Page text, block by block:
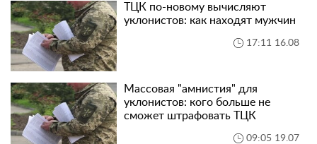
ТЦК по-новому вычисляют
уклонистов: как находят мужчин
17:11 16.08
Массовая "амнистия" для
уклонистов: кого больше не
сможет штрафовать ТЦК
09:05 19.07